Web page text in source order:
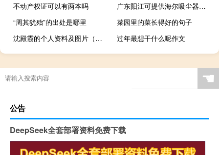
不动产权证可以有两本吗
广东阳江可提供海尔吸尘器维修服务地址在哪
“周其犹殆”的出处是哪里
菜园里的菜长得好的句子
沈殿霞的个人资料及图片（沈殿霞的个人资料）
过年最想干什么呢作文
☚
公告
DeepSeek全套部署资料免费下载